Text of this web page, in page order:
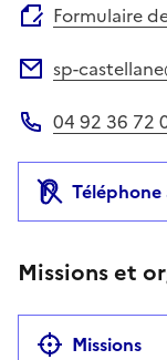
Formulaire
sp-
04 92 36 72
Téléphone
Missions et
Missions